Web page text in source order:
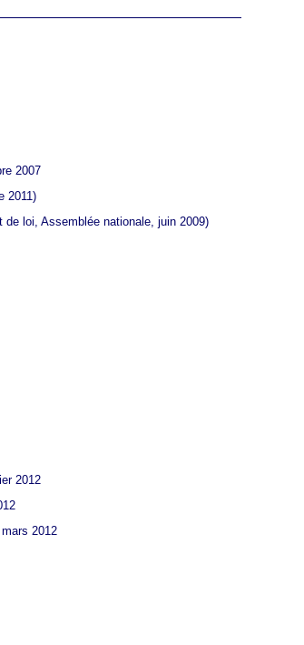
2007
2011)
de loi, Assemblée nationale, juin 2009)
2012
2012